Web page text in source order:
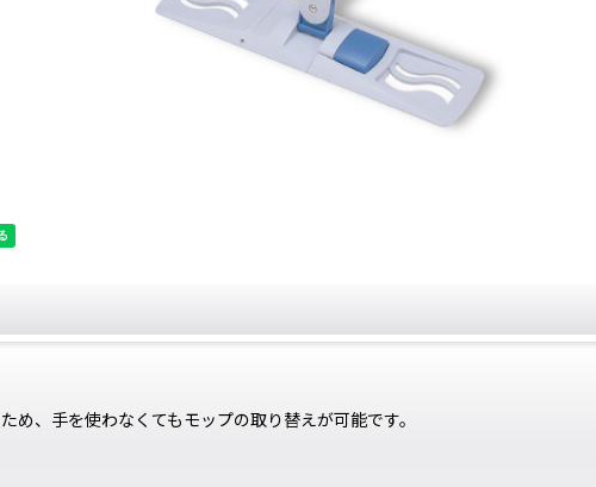
、手を使わなくてもモップの取り替えが可能です。